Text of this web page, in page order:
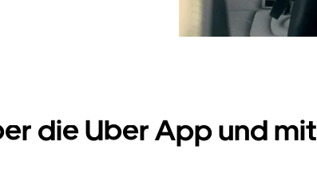
die Uber App und mit